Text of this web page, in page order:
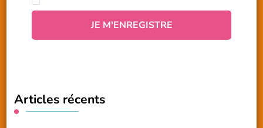
Articles récents